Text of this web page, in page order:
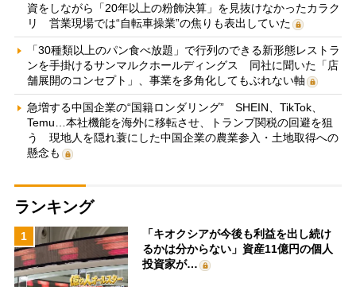
資をしながら「20年以上の粉飾決算」を見抜けなかったカラク
リ 営業現場では“自転車操業”の焦りも表出していた
「30種類以上のパン食べ放題」で行列のできる新形態レストラ
ンを手掛けるサンマルクホールディングス 同社に聞いた「店
舗展開のコンセプト」、事業を多角化してもぶれない軸
急増する中国企業の“国籍ロンダリング” SHEIN、TikTok、
Temu…本社機能を海外に移転させ、トランプ関税の回避を狙
う 現地人を隠れ蓑にした中国企業の農業参入・土地取得への
懸念も
ランキング
1
「キオクシアが今後も利益を出し続け
るかは分からない」資産11億円の個人
投資家が…